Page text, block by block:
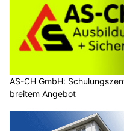
AS-CH GmbH:
breitem Angebot